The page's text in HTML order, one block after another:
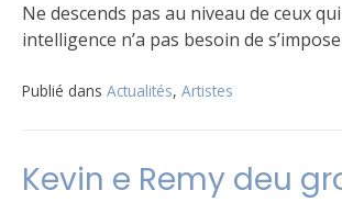
Ne descends pas au niveau de ceux
intelligence n’a pas besoin de
Publié dans Actualités, Artistes
Kevin e Remy deu